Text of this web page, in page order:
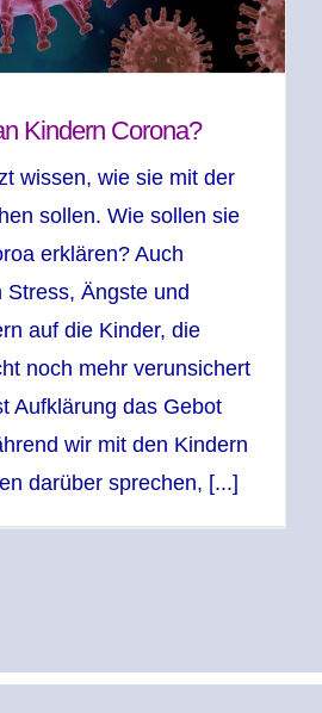
Kindern Corona?
wissen, wie sie mit der
sollen. Wie sollen sie
erklären? Auch
Stress, Ängste und
auf die Kinder, die
noch mehr verunsichert
Aufklärung das Gebot
wir mit den Kindern
darüber sprechen, [...]